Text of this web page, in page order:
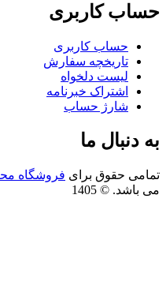
کاربری
حساب کاربری
تاریخچه سفارش
لیست دلخواه
اشتراک خبرنامه
شارژ حساب
دنبال ما
حقوق برای فروشگاه
© 1405